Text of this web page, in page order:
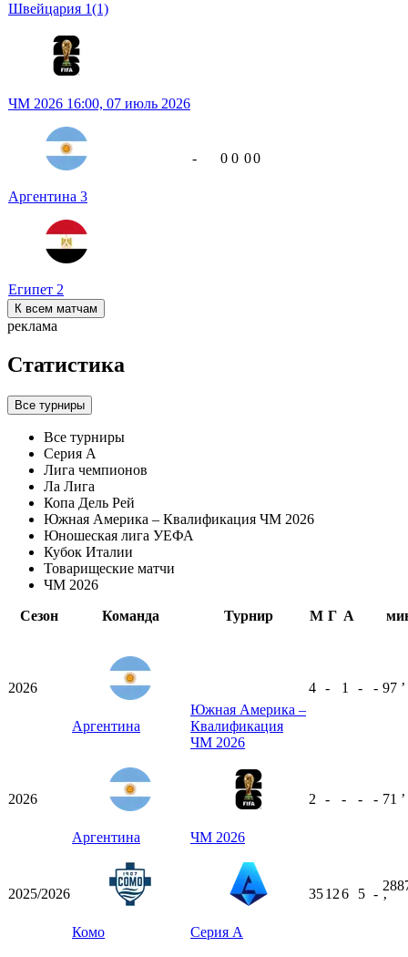
Швейцария 1(1)
ЧМ 2026 16:00, 07 июль 2026
Аргентина 3
Египет 2
- 0 0 00
К всем матчам
реклама
Статистика
Все турниры
Все турниры
Серия А
Лига чемпионов
Ла Лига
Копа Дель Рей
Южная Америка – Квалификация ЧМ 2026
Юношеская лига УЕФА
Кубок Италии
Товарищеские матчи
ЧМ 2026
Сезон
Команда Турнир М Г А
2026
Аргентина
Южная Америка –
Квалификация
ЧМ 2026
4 - 1 - - 97 ʼ
2026
Аргентина ЧМ 2026
2 - - - - 71 ʼ
2025/2026
Комо Серия А
35126 5 -
ʼ